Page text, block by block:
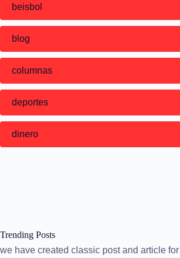
beisbol
blog
columnas
deportes
dinero
Trending Posts
we have created classic post and article